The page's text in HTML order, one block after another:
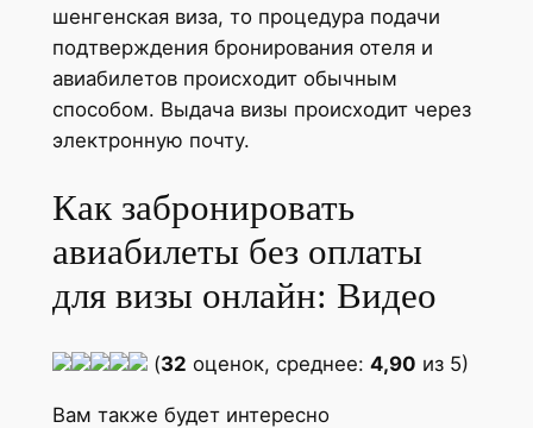
шенгенская виза, то процедура подачи
подтверждения бронирования отеля и
авиабилетов происходит обычным
способом. Выдача визы происходит через
электронную почту.
Как забронировать
авиабилеты без оплаты
для визы онлайн: Видео
(32 оценок, среднее: 4,90 из 5)
Вам также будет интересно